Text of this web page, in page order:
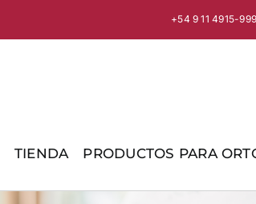
+54 9 11 4915-
TIENDA PRODUCTOS PARA